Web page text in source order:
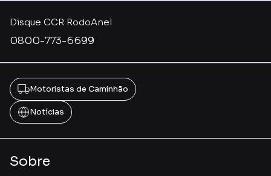
Disque CCR RodoAnel
0800-773-6699
Motoristas de Caminhão
Notícias
Sobre